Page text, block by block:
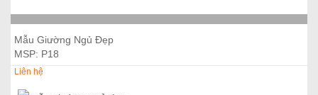
Mẫu Giường Ngủ Đẹp
MSP: P18
Liên hệ